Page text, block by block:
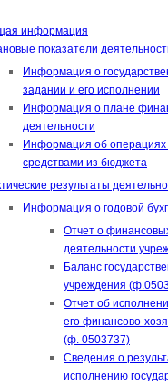
информация
показатели
Информация о
задании и его исполнении
Информация о плане
деятельности
Информация об операциях
средствами из бюджета
результаты
Информация о годовой
Отчет о
деятельности
Баланс
учреждения
Отчет об
его финансово-
(ф. 0503737)
Сведения о
исполнению